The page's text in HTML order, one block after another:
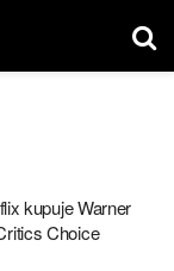
kupuje Warner
Choice